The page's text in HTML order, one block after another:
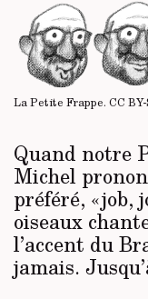
La Petite Frappe. CC
Quand notre
Michel
préféré, « job,
oiseaux
l’accent du
jamais.